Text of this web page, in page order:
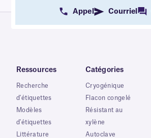
Appel Courriel
Ressources
Recherche
d'étiquettes
Modèles
d'étiquettes
Littérature
Catégories
Cryogénique
Flacon congelé
Résistant au
xylène
Autoclave